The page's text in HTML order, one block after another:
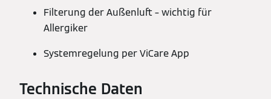
Filterung der Außenluft – wichtig für
Allergiker
Systemregelung per ViCare App
Technische Daten